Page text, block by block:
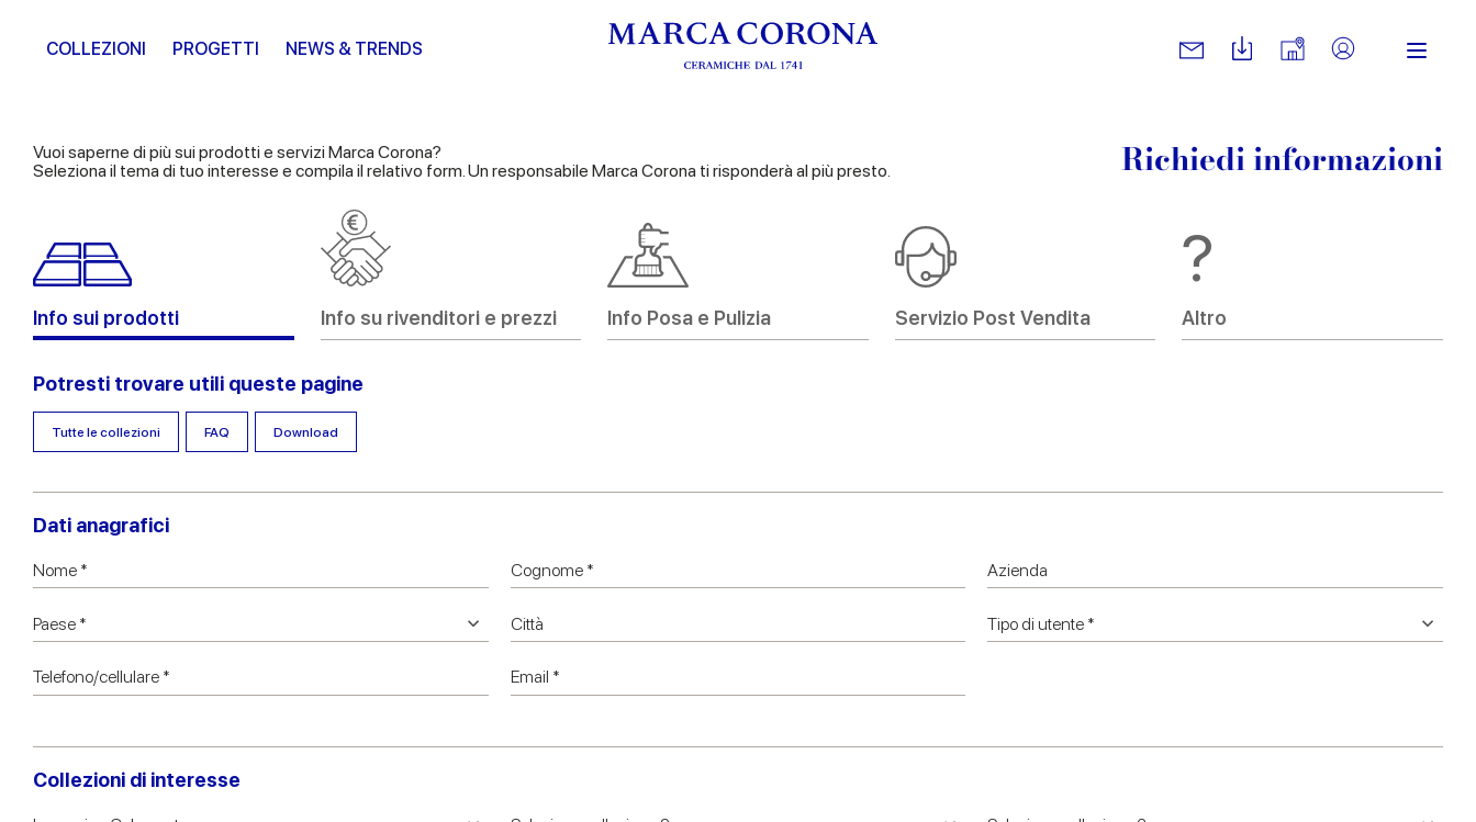
COLLEZIONI PROGETTI NEWS & TRENDS
Richiedi informazioni
Vuoi saperne di più sui prodotti e servizi Marca Corona?
Seleziona il tema di tuo interesse e compila il relativo form. Un responsabile Marca Corona ti risponderà al più presto.
Info sui prodotti Info su rivenditori e prezzi Info Posa e Pulizia Servizio Post Vendita
?
Altro
Potresti trovare utili queste pagine
Tutte le collezioni FAQ Download
Dati anagrafici
Collezioni di interesse